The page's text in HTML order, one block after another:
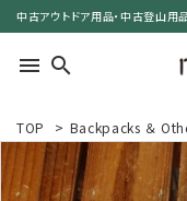
中古アウトドア用品・中古登山
menu search
TOP > Backpacks ＆